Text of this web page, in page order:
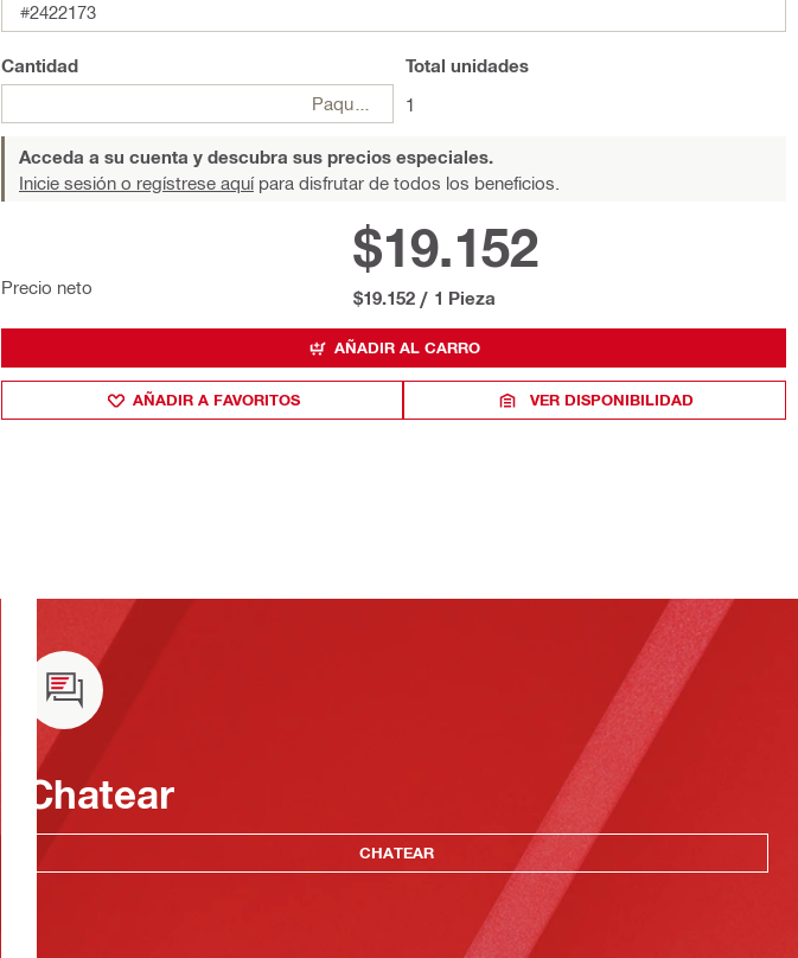
#2422173
Cantidad
Paquetes
Total unidades
1
Acceda a su cuenta y descubra sus precios especiales.
Inicie sesión o regístrese aquípara disfrutar de todos los beneficios.
Precio neto
$19.152
$19.152 / 1 Pieza
AÑADIR AL CARRO
AÑADIR A FAVORITOS VER DISPONIBILIDAD
Chatear
CHATEAR